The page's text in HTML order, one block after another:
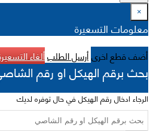
×
معلومات التسعيرة
أضف قطع اخرىأرسل الطلبألغاء
بحث برقم الهيكل او رقم
الرجاء ادخال رقم الهيكل في حال توفره لديك